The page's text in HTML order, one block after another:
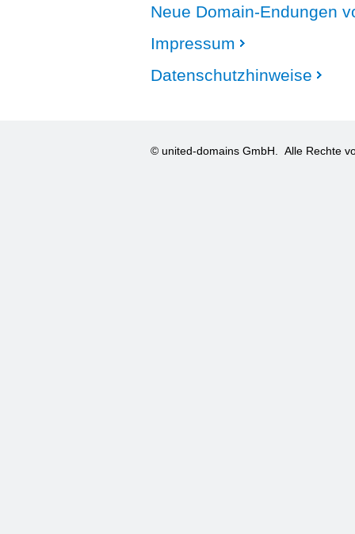
Neue Domain-Endungen
Impressum
Datenschutzhinweise
© united-domains GmbH. Alle Rechte